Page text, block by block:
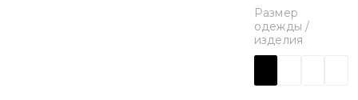
Размер
одежды /
изделия